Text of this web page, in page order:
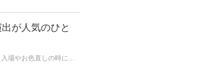
が人気のひと
場やお色直しの時にゲ
て、あれもこれもと気